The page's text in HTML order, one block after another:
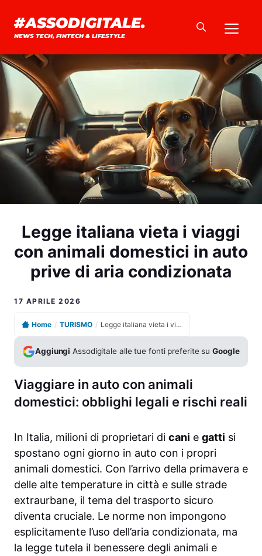
contenuto
#ASSODIGITALE.
NEWS TECH, FINTECH & LIFESTYLE
Legge italiana vieta i viaggi
con animali domestici in auto
prive di aria condizionata
17 APRILE 2026
Home / TURISMO / Legge italiana vieta i viaggi con animali domestici in auto prive di aria condizionata
Aggiungi Assodigitale alle tue fonti preferite suGoogle
Viaggiare in auto con animali
domestici: obblighi legali e rischi reali
In Italia, milioni di proprietari di cani e gatti si
spostano ogni giorno in auto con i propri
animali domestici. Con l’arrivo della primavera e
delle alte temperature in città e sulle strade
extraurbane, il tema del trasporto sicuro
diventa cruciale. Le norme non impongono
esplicitamente l’uso dell’aria condizionata, ma
la legge tutela il benessere degli animali e